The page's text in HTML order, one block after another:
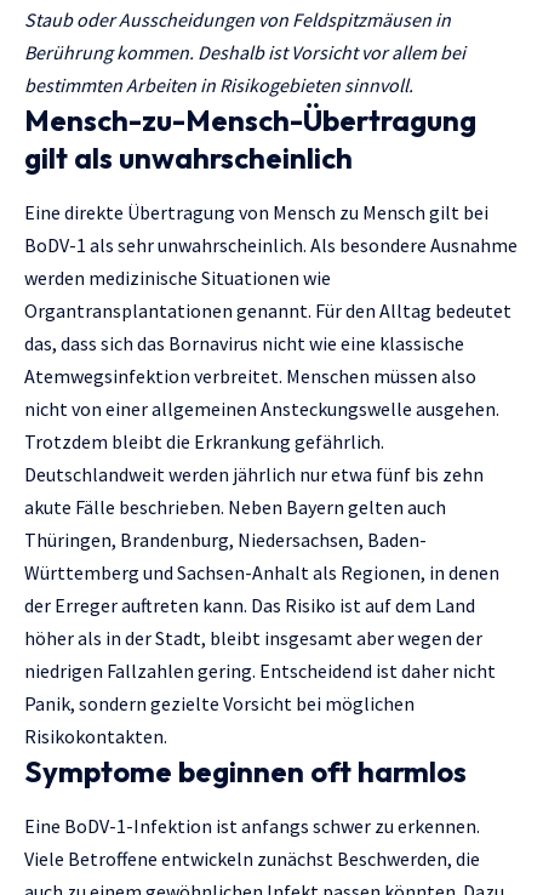
Staub oder Ausscheidungen von Feldspitzmäusen in
Berührung kommen. Deshalb ist Vorsicht vor allem bei
bestimmten Arbeiten in Risikogebieten sinnvoll.
Mensch-zu-Mensch-Übertragung
gilt als unwahrscheinlich
Eine direkte Übertragung von Mensch zu Mensch gilt bei
BoDV-1 als sehr unwahrscheinlich. Als besondere Ausnahme
werden medizinische Situationen wie
Organtransplantationen genannt. Für den Alltag bedeutet
das, dass sich das Bornavirus nicht wie eine klassische
Atemwegsinfektion verbreitet. Menschen müssen also
nicht von einer allgemeinen Ansteckungswelle ausgehen.
Trotzdem bleibt die Erkrankung gefährlich.
Deutschlandweit werden jährlich nur etwa fünf bis zehn
akute Fälle beschrieben. Neben Bayern gelten auch
Thüringen, Brandenburg, Niedersachsen, Baden-
Württemberg und Sachsen-Anhalt als Regionen, in denen
der Erreger auftreten kann. Das Risiko ist auf dem Land
höher als in der Stadt, bleibt insgesamt aber wegen der
niedrigen Fallzahlen gering. Entscheidend ist daher nicht
Panik, sondern gezielte Vorsicht bei möglichen
Risikokontakten.
Symptome beginnen oft harmlos
Eine BoDV-1-Infektion ist anfangs schwer zu erkennen.
Viele Betroffene entwickeln zunächst Beschwerden, die